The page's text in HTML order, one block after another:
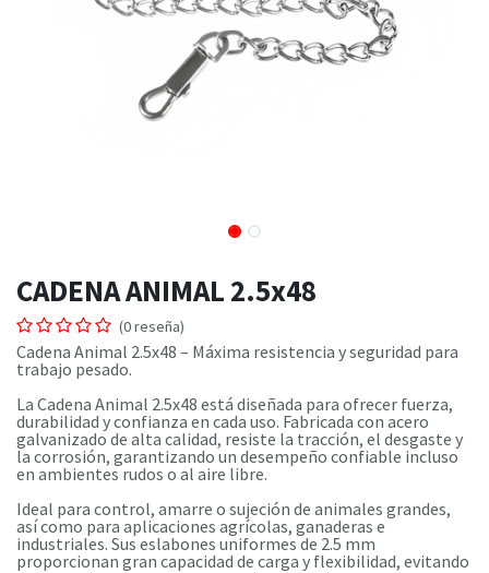
CADENA ANIMAL 2.5x48
(0 reseña)
Cadena Animal 2.5x48 – Máxima resistencia y seguridad para
trabajo pesado.
La Cadena Animal 2.5x48 está diseñada para ofrecer fuerza,
durabilidad y confianza en cada uso. Fabricada con acero
galvanizado de alta calidad, resiste la tracción, el desgaste y
la corrosión, garantizando un desempeño confiable incluso
en ambientes rudos o al aire libre.
Ideal para control, amarre o sujeción de animales grandes,
así como para aplicaciones agrícolas, ganaderas e
industriales. Sus eslabones uniformes de 2.5 mm
proporcionan gran capacidad de carga y flexibilidad, evitando